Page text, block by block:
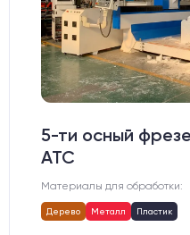
5-ти осный
АТС
Материалы для обработки:
Дерево Металл Пластик